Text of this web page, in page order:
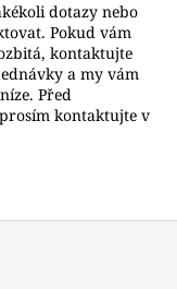
dotazy nebo
Pokud vám
kontaktujte
a my vám
Před
kontaktujte v